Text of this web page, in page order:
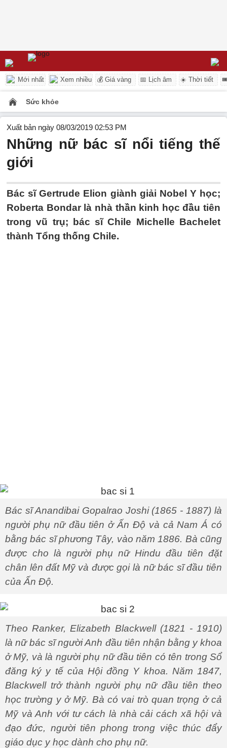
Mới nhất Xem nhiều 💰 Giá vàng 📅 Lịch âm ☀️ Thời tiết
Sức khỏe
Xuất bản ngày 08/03/2019 02:53 PM
Những nữ bác sĩ nổi tiếng thế
giới
Bác sĩ Gertrude Elion giành giải Nobel Y học;
Roberta Bondar là nhà thần kinh học đầu tiên
trong vũ trụ; bác sĩ Chile Michelle Bachelet
thành Tổng thống Chile.
Bác sĩ Anandibai Gopalrao Joshi (1865 - 1887) là
người phụ nữ đầu tiên ở Ấn Độ và cả Nam Á có
bằng bác sĩ phương Tây, vào năm 1886. Bà cũng
được cho là người phụ nữ Hindu đầu tiên đặt
chân lên đất Mỹ và được gọi là nữ bác sĩ đầu tiên
của Ấn Độ.
Theo Ranker, Elizabeth Blackwell (1821 - 1910)
là nữ bác sĩ người Anh đầu tiên nhận bằng y khoa
ở Mỹ, và là người phụ nữ đầu tiên có tên trong Sổ
đăng ký y tế của Hội đồng Y khoa. Năm 1847,
Blackwell trở thành người phụ nữ đầu tiên theo
học trường y ở Mỹ. Bà có vai trò quan trọng ở cả
Mỹ và Anh với tư cách là nhà cải cách xã hội và
đạo đức, người tiên phong trong việc thúc đẩy
giáo dục y học dành cho phụ nữ.